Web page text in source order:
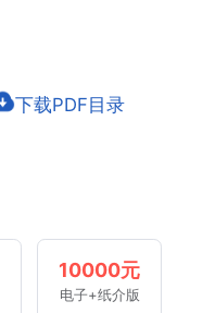
下载PDF目录
10000元
电子+纸介版